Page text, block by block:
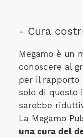
- Cura
Megamo è un
conoscere al
per il rapporto
solo di questo
sarebbe
La Megamo
una cura del